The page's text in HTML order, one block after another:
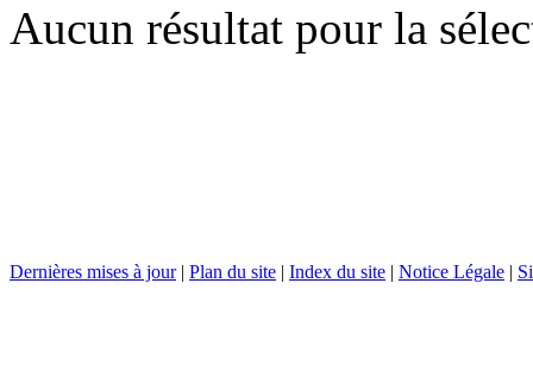
Aucun résultat pour la
Dernières mises à jour| Plan du site | Index du site | Notice Légale |